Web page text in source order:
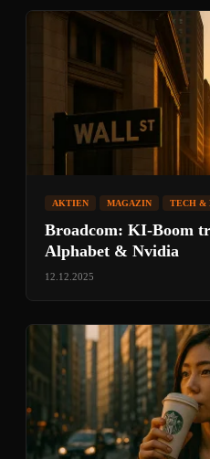
AKTIEN MAGAZIN TECH &
Broadcom: KI-Boom
Alphabet & Nvidia
12.12.2025